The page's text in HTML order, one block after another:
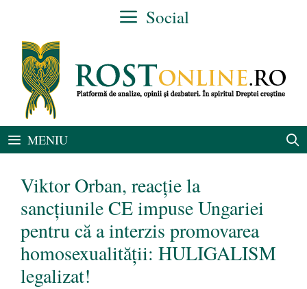
conținut
Social
MENIU
Viktor Orban, reacție la
sancțiunile CE impuse Ungariei
pentru că a interzis promovarea
homosexualității: HULIGALISM
legalizat!